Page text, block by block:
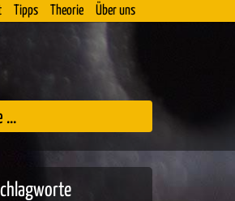
Tipps Theorie Über uns